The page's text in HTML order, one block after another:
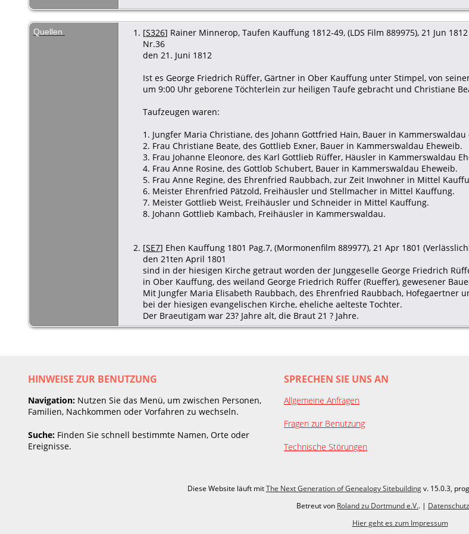
Quellen [S326] Rainer Minnerop, Taufen Kauffung 1812-49, (LDS Film 889975), 21 Jun
Nr.36
den 21. Juni 1812
Ist es George Friedrich Rüffer, Gärtner in Ober Kauffung unter Stimpel, von
um 9:00 Uhr geborene Töchterlein zur heiligen Taufe gebracht und Christiane
Taufzeugen waren:
1. Jungfer Maria Christiane, des Johann Gottfried Hain, Bauer in Kammerswaldau
2. Frau Christiane Beate, des Gottlieb Exner, Bauer in Kammerswaldau Eheweib.
3. Frau Johanne Eleonore, des Karl Gottlieb Rüffer, Häusler in Kammerswaldau
4. Frau Anne Rosine, des Gottlob Schubert, Bauer in Kammerswaldau Eheweib.
5. Frau Anne Regine, des Ehrenfried Raubbach, zur Zeit Inwohner in Mittel
6. Meister Ehrenfried Pätzold, Freihäusler und Stellmacher in Mittel Kauffung.
7. Meister Gottlieb Weist, Freihäusler und Schneider in Mittel Kauffung.
8. Johann Gottlieb Kambach, Freihäusler in Kammerswaldau.
[SE7] Ehen Kauffung 1801 Pag.7, (Mormonenfilm 889977), 21 Apr 1801
den 21ten April 1801
sind in der hiesigen Kirche getraut worden der Junggeselle George Friedrich
in Ober Kauffung, des weiland George Friedrich Rüffer (Rueffer), gewesener
Mit Jungfer Maria Elisabeth Raubbach, des Ehrenfried Raubbach,
bei der hiesigen evangelischen Kirche, eheliche aelteste Tochter.
Der Braeutigam war 23? Jahre alt, die Braut 21 ? Jahre.
HINWEISE ZUR BENUTZUNG
Navigation: Nutzen Sie das Menü, um zwischen Personen,
Familien, Nachkommen oder Vorfahren zu wechseln.
Suche: Finden Sie schnell bestimmte Namen, Orte oder
Ereignisse.
SPRECHEN SIE UNS AN
Allgemeine Anfragen
Fragen zur Benutzung
Technische Störungen
Diese Website läuft mitThe Next Generation of Genealogy Sitebuildingv. 15.0.3,
Betreut von Roland zu Dortmund e.V.. |
Hier geht es zum Impressum